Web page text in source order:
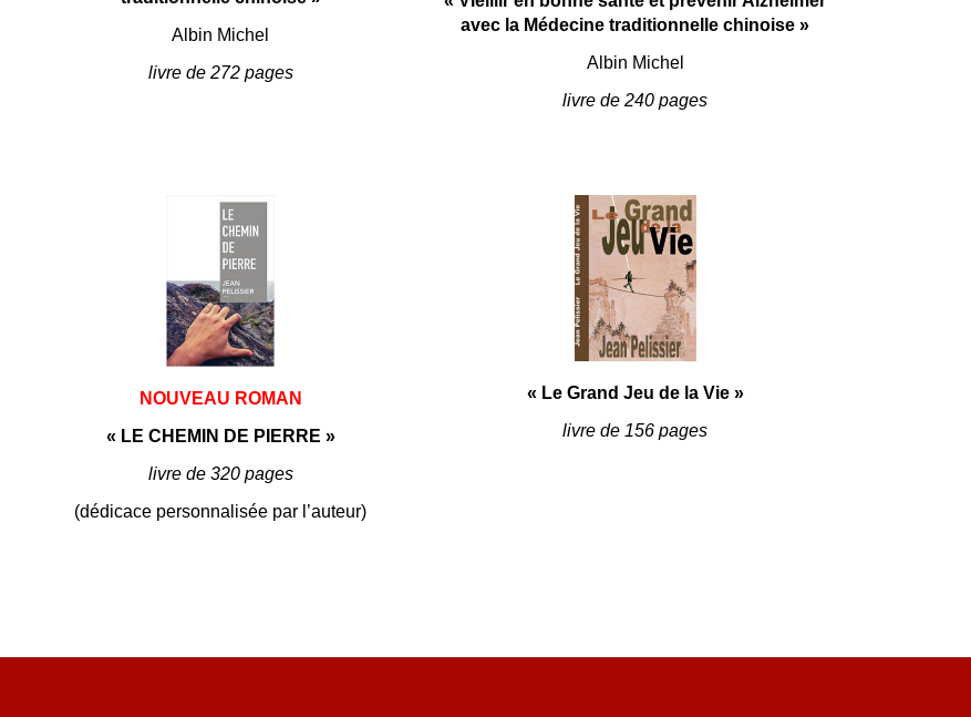
Albin Michel
livre de 272 pages
avec la Médecine traditionnelle chinoise »
Albin Michel
livre de 240 pages
NOUVEAU ROMAN
« LE CHEMIN DE PIERRE »
livre de 320 pages
(dédicace personnalisée par l’auteur)
« Le Grand Jeu de la Vie »
livre de 156 pages